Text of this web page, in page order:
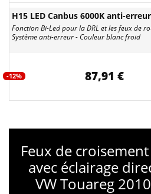
H15 LED Canbus 6000K anti-
Fonction Bi-Led pour la DRL et les feux de
Système anti-erreur - Couleur blanc froid
-12% 87,91 €
Feux de
avec éclairage
VW Touareg